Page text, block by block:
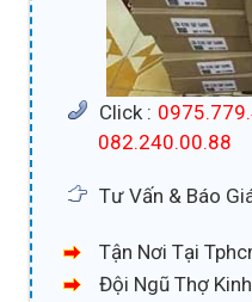
Click :
082.240.00.88
Tư Vấn & Báo
Tận Nơi Tại
Đội Ngũ Thợ